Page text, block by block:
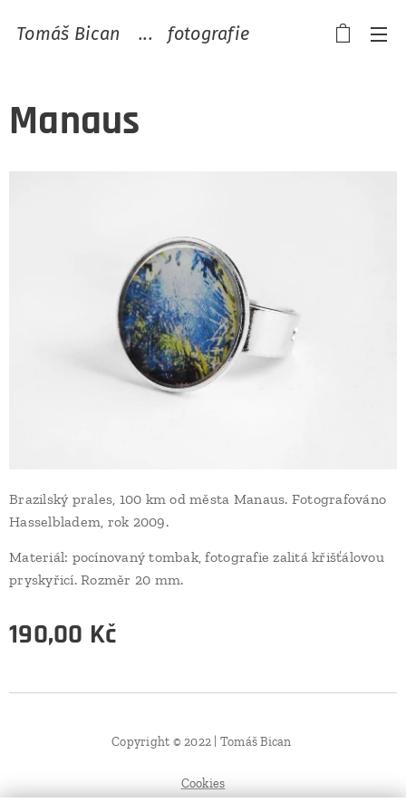
Tomáš Bican ... fotografie
Manaus
Brazilský prales, 100 km od města Manaus. Fotografováno
Hasselbladem, rok 2009.
Materiál: pocínovaný tombak, fotografie zalitá křišťálovou
pryskyřicí. Rozměr 20 mm.
190,00 Kč
Copyright © 2022 | Tomáš Bican
Cookies